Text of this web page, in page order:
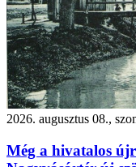
2026. augusztus 08.,
Még a hivatalos